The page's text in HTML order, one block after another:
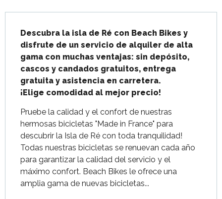
Descubra la isla de Ré con Beach Bikes y
disfrute de un servicio de alquiler de alta
gama con muchas ventajas: sin depósito,
cascos y candados gratuitos, entrega
gratuita y asistencia en carretera.
¡Elige comodidad al mejor precio!
Pruebe la calidad y el confort de nuestras
hermosas bicicletas "Made in France" para
descubrir la Isla de Ré con toda tranquilidad!
Todas nuestras bicicletas se renuevan cada año
para garantizar la calidad del servicio y el
máximo confort. Beach Bikes le ofrece una
amplia gama de nuevas bicicletas...